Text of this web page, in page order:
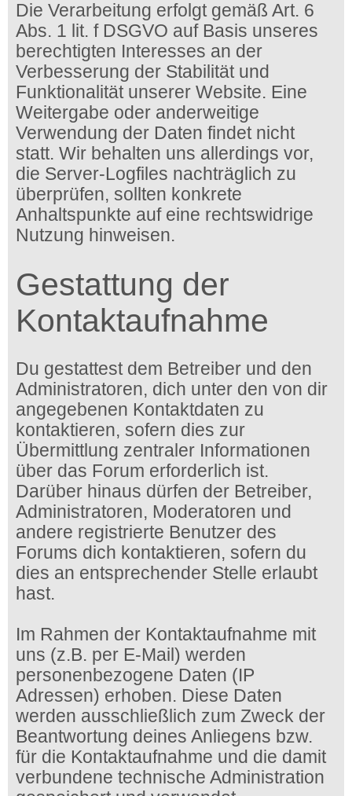
Die Verarbeitung erfolgt gemäß Art. 6
Abs. 1 lit. f DSGVO auf Basis unseres
berechtigten Interesses an der
Verbesserung der Stabilität und
Funktionalität unserer Website. Eine
Weitergabe oder anderweitige
Verwendung der Daten findet nicht
statt. Wir behalten uns allerdings vor,
die Server-Logfiles nachträglich zu
überprüfen, sollten konkrete
Anhaltspunkte auf eine rechtswidrige
Nutzung hinweisen.
Gestattung der
Kontaktaufnahme
Du gestattest dem Betreiber und den
Administratoren, dich unter den von dir
angegebenen Kontaktdaten zu
kontaktieren, sofern dies zur
Übermittlung zentraler Informationen
über das Forum erforderlich ist.
Darüber hinaus dürfen der Betreiber,
Administratoren, Moderatoren und
andere registrierte Benutzer des
Forums dich kontaktieren, sofern du
dies an entsprechender Stelle erlaubt
hast.
Im Rahmen der Kontaktaufnahme mit
uns (z.B. per E-Mail) werden
personenbezogene Daten (IP
Adressen) erhoben. Diese Daten
werden ausschließlich zum Zweck der
Beantwortung deines Anliegens bzw.
für die Kontaktaufnahme und die damit
verbundene technische Administration